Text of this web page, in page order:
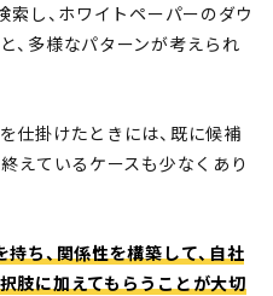
索し、ホワイトペーパーのダウ
、多様なパターンが考えられ
仕掛けたときには、既に候補
えているケースも少なくあり
ち、関係性を構築して、自社
肢に加えてもらうことが大切